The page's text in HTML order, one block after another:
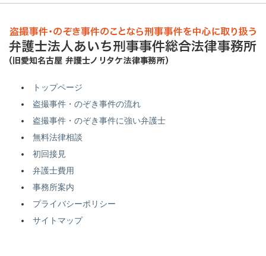
トップページ
盗撮事件・のぞき事件の流れ
盗撮事件・のぞき事件に強い弁護士
無料法律相談
初回接見
弁護士費用
事務所案内
プライバシーポリシー
サイトマップ